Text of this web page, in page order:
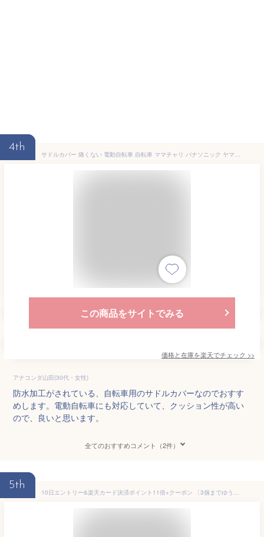
4th
サドルカバー 痛くない 電動自転車 自転車 ママチャリ パナソニック ヤマハ ギュットクルーム クッション 大型 低反発 ゲル 柔らかい クッション シティサイクル エアロバイク 通学用 サドル 交換 カバー 防水カバー付き ジェル 衝撃吸収
この商品をサイトでみる
価格と在庫を楽天でチェック >>
アナコンダ山田(30代・女性)
防水加工がされている、自転車用のサドルカバーなのでおすす
めします。電動自転車にも対応していて、クッション性が高い
ので、良いと思います。
全てのおすすめコメント（2件）
5th
10日エントリー&楽天カード決済ポイント11倍+クーポン 〔3個までゆうパケット〕 自転車用 サドルカバーフィット KW-228BK KW-228BR シティサイクル用 リバーシブル 撥水 防水 雨よけ 補修カバー 川住製作所